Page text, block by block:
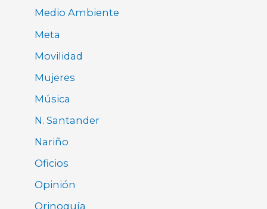
Medio Ambiente
Meta
Movilidad
Mujeres
Música
N. Santander
Nariño
Oficios
Opinión
Orinoquía